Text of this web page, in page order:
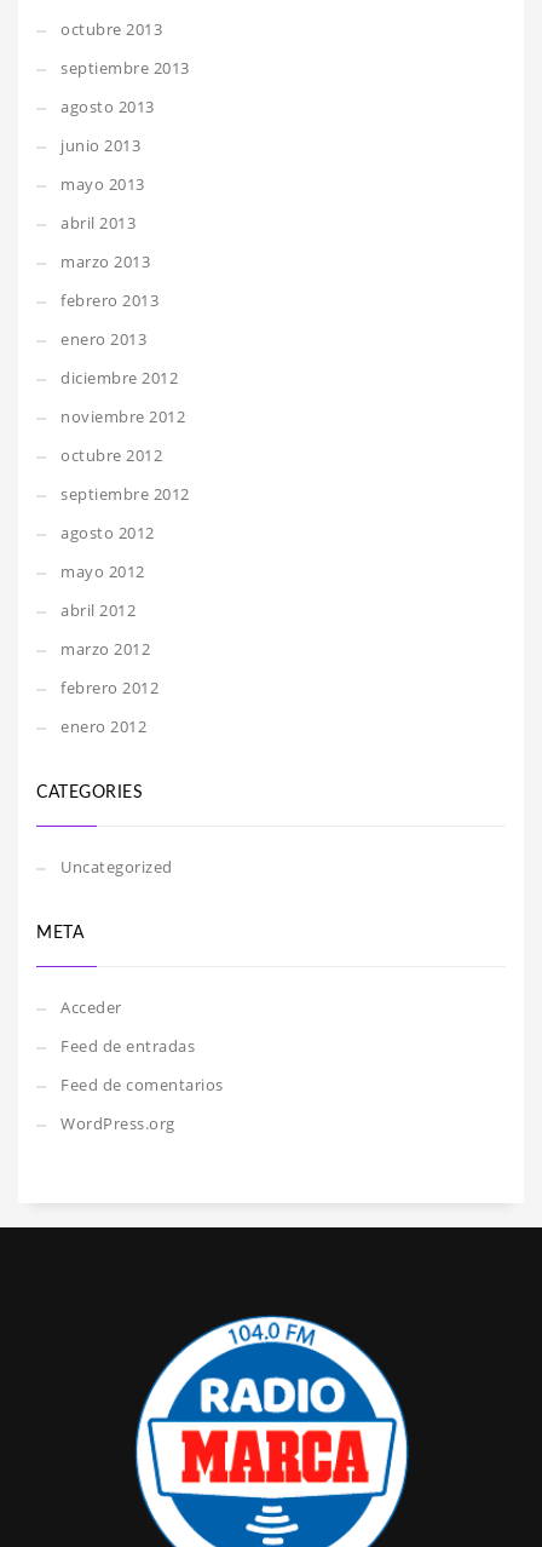
octubre 2013
septiembre 2013
agosto 2013
junio 2013
mayo 2013
abril 2013
marzo 2013
febrero 2013
enero 2013
diciembre 2012
noviembre 2012
octubre 2012
septiembre 2012
agosto 2012
mayo 2012
abril 2012
marzo 2012
febrero 2012
enero 2012
CATEGORIES
Uncategorized
META
Acceder
Feed de entradas
Feed de comentarios
WordPress.org